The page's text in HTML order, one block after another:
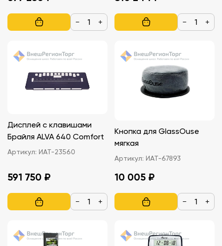
− + − +
Дисплей с клавишами
Брайля ALVA 640 Comfort
Артикул: ИАТ-23560
591 750 ₽
− +
Кнопка для GlassOuse
мягкая
Артикул: ИАТ-67893
10 005 ₽
− +